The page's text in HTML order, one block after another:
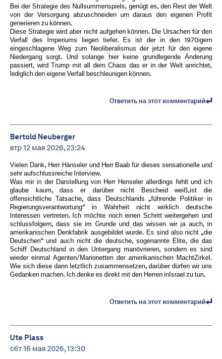
Bei der Strategie des Nullsummenspiels, genügt es, den Rest der Welt
von der Versorgung abzuschneiden um daraus den eigenen Profit
generieren zu können.
Diese Strategie wird aber nicht aufgehen können. Die Ursachen für den
Verfall des Imperiums liegen tiefer. Es ist der in den 1970igern
eingeschlagene Weg zum Neoliberalismus der jetzt für den eigene
Niedergang sorgt. Und solange hier keine grundlegende Änderung
passiert, wird Trump mit all dem Chaos das er in der Welt anrichtet,
lediglich den eigene Verfall beschleunigen können.
Ответить на этот комментарий
Bertold Neuberger
втр 12 мая 2026, 23:24
Vielen Dank, Herr Hänseler und Herr Baab für dieses sensationelle und
sehr aufschlussreiche Interview.
Was mir in der Darstellung von Herr Henseler allerdings fehlt und ich
glaube kaum, dass er darüber nicht Bescheid weiß,ist die
offensichtliche Tatsache, dass Deutschlands „führende Politiker in
Regierungsverantwortung“ in Wahrheit nicht wirklich deutsche
Interessen vertreten. Ich möchte noch einen Schritt weitergehen und
schlussfolgern, dass sie im Grunde und das wissen wir ja auch, in
amerikanischen Denkfabrik ausgebildet wurde. Es sind also nicht „die
Deutschen“ und auch nicht die deutsche, sogenannte Elite, die das
Schiff Deutschland in den Untergang manövrieren, sondern es sind
wieder einmal Agenten/Marionetten der amerikanischen MachtZirkel.
Wie sich diese dann letztlich zusammensetzen, darüber dürfen wir uns
Gedanken machen. Ich denke es direkt mit den Herren inIsrael zu tun.
Ответить на этот комментарий
Ute Plass
сбт 16 мая 2026, 13:30